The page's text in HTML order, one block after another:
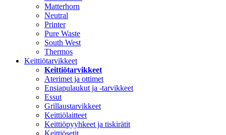
Matterhorn
Neutral
Printer
Pure Waste
South West
Thermos
Keittiötarvikkeet
Keittiötarvikkeet
Aterimet ja ottimet
Ensiapulaukut ja -tarvikkeet
Essut
Grillaustarvikkeet
Keittiölaitteet
Keittiöpyyhkeet ja tiskirätit
Keittiösetit